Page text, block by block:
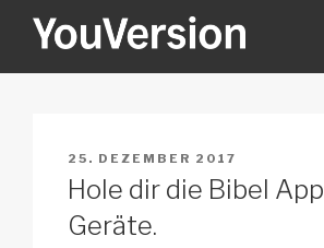
Inhalt
YOUVERSION
VERÖFFENTLICHT
AM
25. DEZEMBER 2017
Hole dir die Bibel
Geräte.